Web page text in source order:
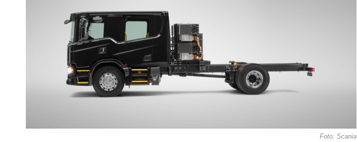
Foto: Scania